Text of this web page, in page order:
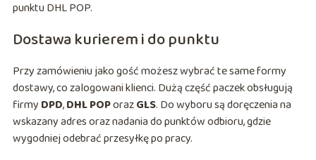
punktu DHL POP.
Dostawa kurierem i do punktu
Przy zamówieniu jako gość możesz wybrać te same formy
dostawy, co zalogowani klienci. Dużą część paczek obsługują
firmy DPD,DHL POPorazGLS. Do wyboru są doręczenia na
wskazany adres oraz nadania do punktów odbioru, gdzie
wygodniej odebrać przesyłkę po pracy.